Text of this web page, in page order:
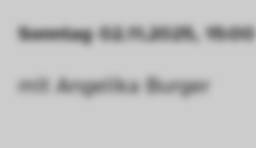
Sonntag 02.11.2025, 15:00
mit Angelika Burger